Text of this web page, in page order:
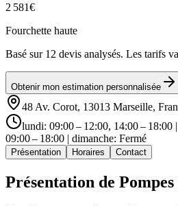
2 581€
Fourchette haute
Basé sur 12 devis analysés. Les tarifs
Obtenir mon estimation personnalisée
48 Av. Corot, 13013 Marseille,
lundi: 09:00 – 12:00, 14:00 – 18:00
09:00 – 18:00 | dimanche: Fermé
Présentation Horaires Contact
Présentation de